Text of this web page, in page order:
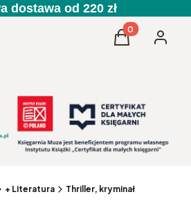
dostawa od 220 zł
Produkty w
Koszyk
+ Literatura Thriller, kryminał